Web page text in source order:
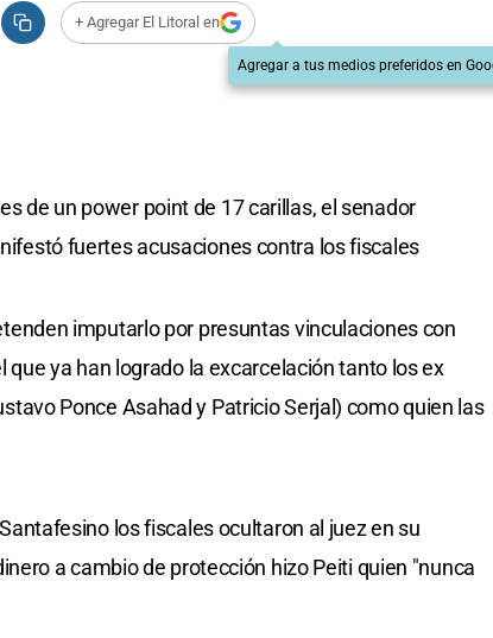
+ Agregar El Litoral en
Agregar a tus medios preferidos en
de un power point de 17 carillas, el senador
fuertes acusaciones contra los fiscales
imputarlo por presuntas vinculaciones con
que ya han logrado la excarcelación tanto los ex
Ponce Asahad y Patricio Serjal) como quien las
los fiscales ocultaron al juez en su
a cambio de protección hizo Peiti quien "nunca